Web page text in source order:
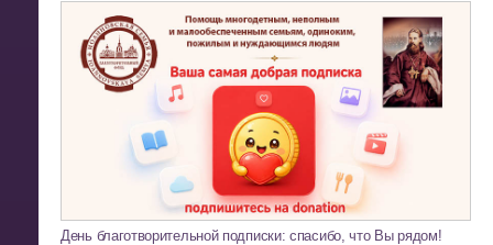
День благотворительной подписки: спасибо, что Вы рядом!